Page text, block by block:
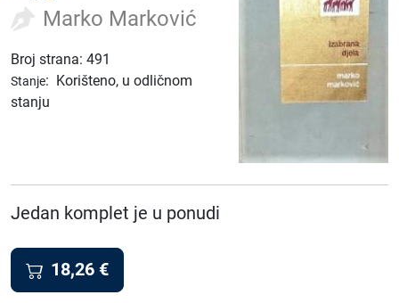
Marko Marković
Broj strana: 491
Stanje: Korišteno, u odličnom
stanju
Jedan komplet je u ponudi
18,26 €